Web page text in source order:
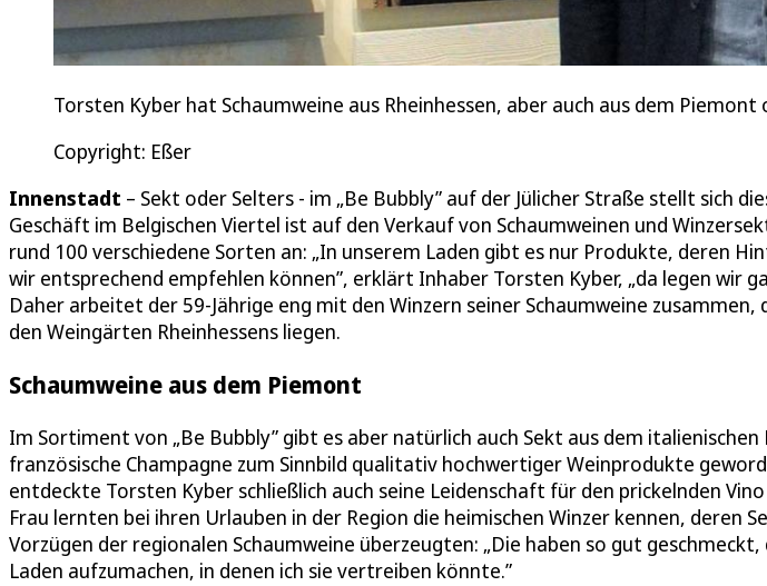
Torsten Kyber hat Schaumweine aus Rheinhessen, aber auch aus dem
Copyright: Eßer
Innenstadt – Sekt oder Selters - im „Be Bubbly” auf der Jülicher Straße stellt sich
Geschäft im Belgischen Viertel ist auf den Verkauf von Schaumweinen und
rund 100 verschiedene Sorten an: „In unserem Laden gibt es nur Produkte, deren
wir entsprechend empfehlen können”, erklärt Inhaber Torsten Kyber, „da legen wir
Daher arbeitet der 59-Jährige eng mit den Winzern seiner Schaumweine
den Weingärten Rheinhessens liegen.
Schaumweine aus dem Piemont
Im Sortiment von „Be Bubbly” gibt es aber natürlich auch Sekt aus dem
französische Champagne zum Sinnbild qualitativ hochwertiger Weinprodukte
entdeckte Torsten Kyber schließlich auch seine Leidenschaft für den prickelnden
Frau lernten bei ihren Urlauben in der Region die heimischen Winzer kennen, deren
Vorzügen der regionalen Schaumweine überzeugten: „Die haben so gut
Laden aufzumachen, in denen ich sie vertreiben könnte.”